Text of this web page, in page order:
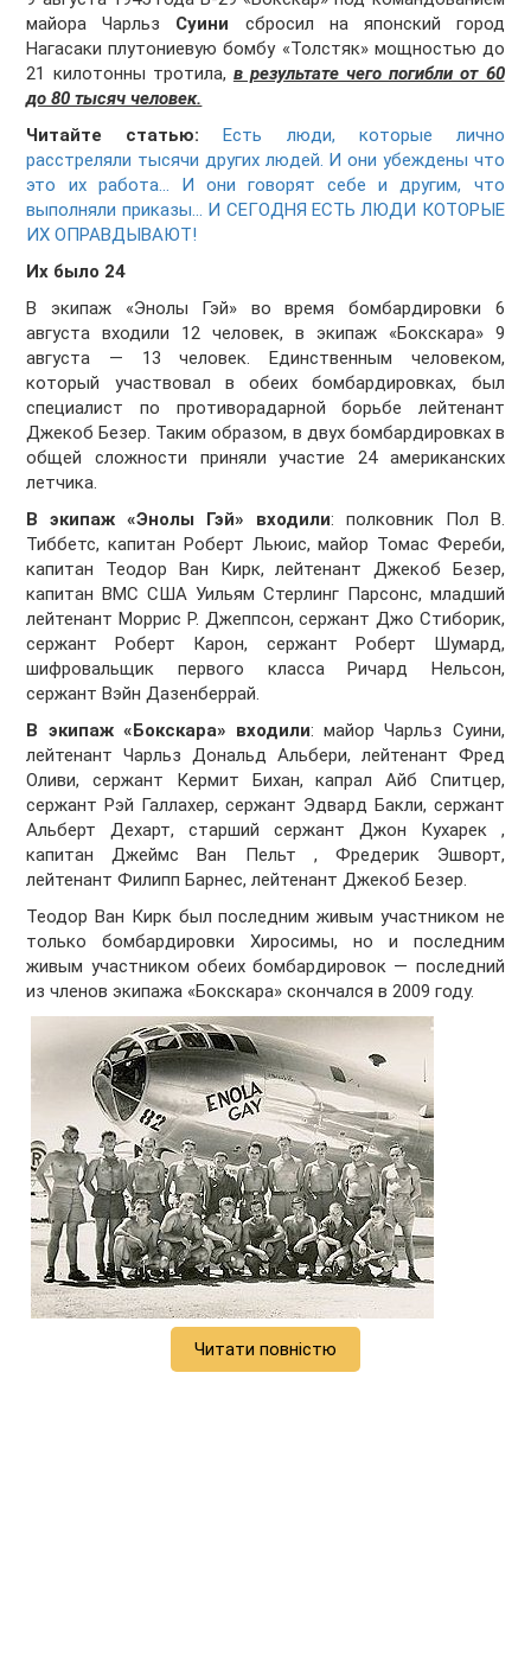
майора Чарльз Суини сбросил на японский город
Нагасаки плутониевую бомбу «Толстяк» мощностью до
21 килотонны тротила, в результате чего погибли от 60
до 80 тысяч человек.
Читайте статью:Есть люди, которые лично
расстреляли тысячи других людей. И они убеждены что
это их работа... И они говорят себе и другим, что
выполняли приказы... И СЕГОДНЯ ЕСТЬ ЛЮДИ КОТОРЫЕ
ИХ ОПРАВДЫВАЮТ!
Их было 24
В экипаж «Энолы Гэй» во время бомбардировки 6
августа входили 12 человек, в экипаж «Бокскара» 9
августа — 13 человек. Единственным человеком,
который участвовал в обеих бомбардировках, был
специалист по противорадарной борьбе лейтенант
Джекоб Безер. Таким образом, в двух бомбардировках в
общей сложности приняли участие 24 американских
летчика.
В экипаж «Энолы Гэй» входили: полковник Пол В.
Тиббетс, капитан Роберт Льюис, майор Томас Фереби,
капитан Теодор Ван Кирк, лейтенант Джекоб Безер,
капитан ВМС США Уильям Стерлинг Парсонс, младший
лейтенант Моррис Р. Джеппсон, сержант Джо Стиборик,
сержант Роберт Карон, сержант Роберт Шумард,
шифровальщик первого класса Ричард Нельсон,
сержант Вэйн Дазенберрай.
В экипаж «Бокскара» входили: майор Чарльз Суини,
лейтенант Чарльз Дональд Альбери, лейтенант Фред
Оливи, сержант Кермит Бихан, капрал Айб Спитцер,
сержант Рэй Галлахер, сержант Эдвард Бакли, сержант
Альберт Дехарт, старший сержант Джон Кухарек ,
капитан Джеймс Ван Пельт , Фредерик Эшворт,
лейтенант Филипп Барнес, лейтенант Джекоб Безер.
Теодор Ван Кирк был последним живым участником не
только бомбардировки Хиросимы, но и последним
живым участником обеих бомбардировок — последний
из членов экипажа «Бокскара» скончался в 2009 году.
Читати повністю